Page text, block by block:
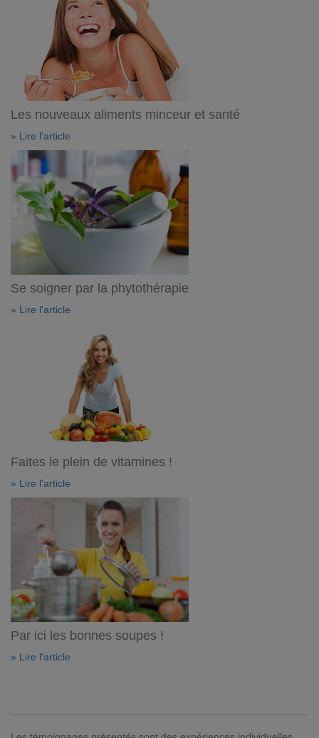
Les nouveaux aliments minceur et santé
» Lire l'article
Se soigner par la phytothérapie
» Lire l'article
Faites le plein de vitamines !
» Lire l'article
Par ici les bonnes soupes !
» Lire l'article